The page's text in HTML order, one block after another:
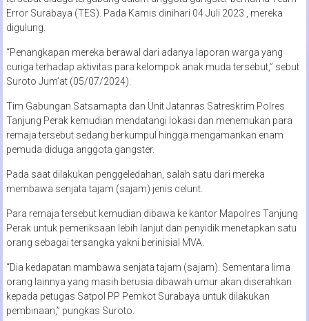
Error Surabaya (TES). Pada Kamis dinihari 04 Juli 2023 , mereka
digulung.
“Penangkapan mereka berawal dari adanya laporan warga yang
curiga terhadap aktivitas para kelompok anak muda tersebut,” sebut
Suroto Jum’at (05/07/2024).
Tim Gabungan Satsamapta dan Unit Jatanras Satreskrim Polres
Tanjung Perak kemudian mendatangi lokasi dan menemukan para
remaja tersebut sedang berkumpul hingga mengamankan enam
pemuda diduga anggota gangster.
Pada saat dilakukan penggeledahan, salah satu dari mereka
membawa senjata tajam (sajam) jenis celurit.
Para remaja tersebut kemudian dibawa ke kantor Mapolres Tanjung
Perak untuk pemeriksaan lebih lanjut dan penyidik menetapkan satu
orang sebagai tersangka yakni berinisial MVA.
“Dia kedapatan mambawa senjata tajam (sajam). Sementara lima
orang lainnya yang masih berusia dibawah umur akan diserahkan
kepada petugas Satpol PP Pemkot Surabaya untuk dilakukan
pembinaan,” pungkas Suroto.